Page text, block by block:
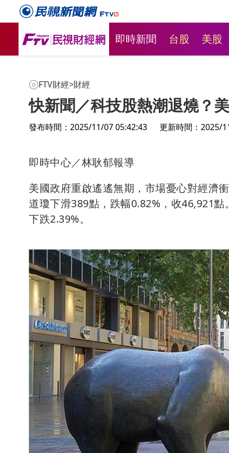
即時新聞 台股 美股
FTV財經>財經
快新聞／科技股熱潮退燒？
發布時間：2025/11/07 05:42:43 更新時間：2025/
即時中心／林耿郁報導
美國政府重啟遙遙無期，市場憂心對經濟
道瓊下滑389點，跌幅0.82%，收46,921
下跌2.39%。